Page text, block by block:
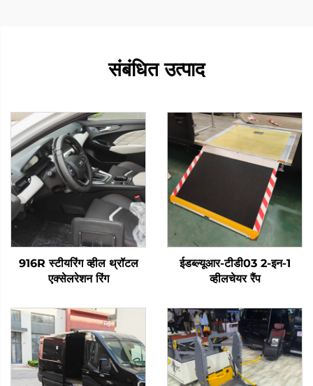
संबंधित उत्पाद
916R स्टीयरिंग व्हील थ्रॉटल
एक्सेलरेशन रिंग
ईडब्ल्यूआर-टीडी03 2-इन-1
व्हीलचेयर रैंप